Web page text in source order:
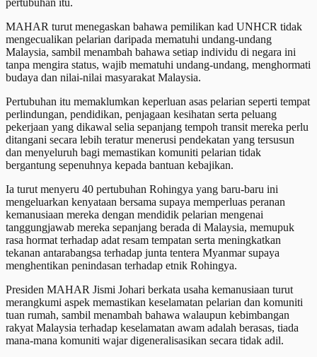
MAHAR turut menegaskan bahawa pemilikan kad UNHCR tidak
mengecualikan pelarian daripada mematuhi undang-undang
Malaysia, sambil menambah bahawa setiap individu di negara ini
tanpa mengira status, wajib mematuhi undang-undang, menghormati
budaya dan nilai-nilai masyarakat Malaysia.
Pertubuhan itu memaklumkan keperluan asas pelarian seperti tempat
perlindungan, pendidikan, penjagaan kesihatan serta peluang
pekerjaan yang dikawal selia sepanjang tempoh transit mereka perlu
ditangani secara lebih teratur menerusi pendekatan yang tersusun
dan menyeluruh bagi memastikan komuniti pelarian tidak
bergantung sepenuhnya kepada bantuan kebajikan.
Ia turut menyeru 40 pertubuhan Rohingya yang baru-baru ini
mengeluarkan kenyataan bersama supaya memperluas peranan
kemanusiaan mereka dengan mendidik pelarian mengenai
tanggungjawab mereka sepanjang berada di Malaysia, memupuk
rasa hormat terhadap adat resam tempatan serta meningkatkan
tekanan antarabangsa terhadap junta tentera Myanmar supaya
menghentikan penindasan terhadap etnik Rohingya.
Presiden MAHAR Jismi Johari berkata usaha kemanusiaan turut
merangkumi aspek memastikan keselamatan pelarian dan komuniti
tuan rumah, sambil menambah bahawa walaupun kebimbangan
rakyat Malaysia terhadap keselamatan awam adalah berasas, tiada
mana-mana komuniti wajar digeneralisasikan secara tidak adil.